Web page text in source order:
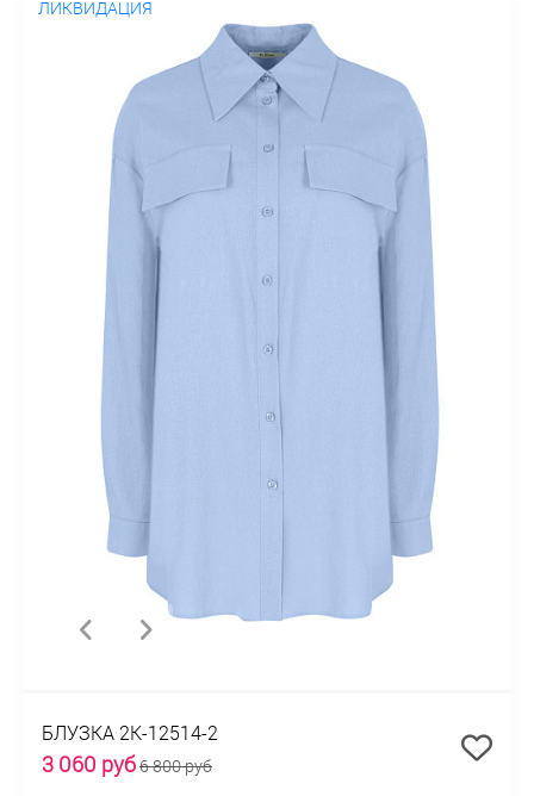
ЛИКВИДАЦИЯ
БЛУЗКА 2К-12514-2
3 060 руб6 800 руб